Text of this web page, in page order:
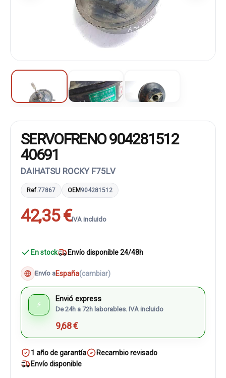
SERVOFRENO 904281512
40691
DAIHATSU ROCKY F75LV
Ref.77867 OEM904281512
42,35 €IVA incluido
En stock Envío disponible 24/48h
Envío aEspaña(cambiar)
⚡
Envió express
De 24h a 72h laborables. IVA incluido
9,68 €
1 año de garantía
Recambio revisado
Envío disponible